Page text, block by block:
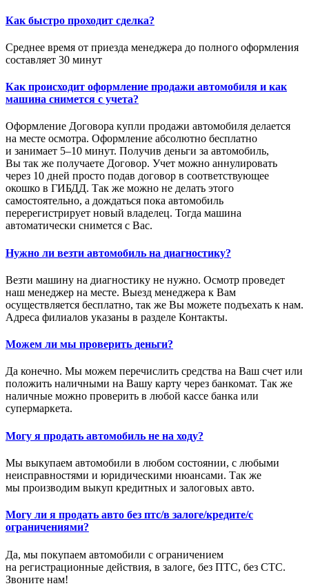
Как быстро проходит сделка?
Среднее время от приезда менеджера до полного оформления
составляет 30 минут
Как происходит оформление продажи автомобиля и как
машина снимется с учета?
Оформление Договора купли продажи автомобиля делается
на месте осмотра. Оформление абсолютно бесплатно
и занимает 5–10 минут. Получив деньги за автомобиль,
Вы так же получаете Договор. Учет можно аннулировать
через 10 дней просто подав договор в соответствующее
окошко в ГИБДД. Так же можно не делать этого
самостоятельно, а дождаться пока автомобиль
перерегистрирует новый владелец. Тогда машина
автоматически снимется с Вас.
Нужно ли везти автомобиль на диагностику?
Везти машину на диагностику не нужно. Осмотр проведет
наш менеджер на месте. Выезд менеджера к Вам
осуществляется бесплатно, так же Вы можете подъехать к нам.
Адреса филиалов указаны в разделе Контакты.
Можем ли мы проверить деньги?
Да конечно. Мы можем перечислить средства на Ваш счет или
положить наличными на Вашу карту через банкомат. Так же
наличные можно проверить в любой кассе банка или
супермаркета.
Могу я продать автомобиль не на ходу?
Мы выкупаем автомобили в любом состоянии, с любыми
неисправностями и юридическими нюансами. Так же
мы производим выкуп кредитных и залоговых авто.
Могу ли я продать авто без птс/в залоге/кредите/с
ограничениями?
Да, мы покупаем автомобили с ограничением
на регистрационные действия, в залоге, без ПТС, без СТС.
Звоните нам!